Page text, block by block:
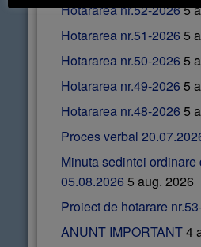
Hotararea nr.52-20265
Hotararea nr.51-2026 5
Hotararea nr.50-2026 5
Hotararea nr.49-2026 5
Hotararea nr.48-2026 5
Proces verbal
Minuta sedintei ordinare
05.08.2026 5 aug. 2026
Proiect de hotarare
ANUNT IMPORTANT4